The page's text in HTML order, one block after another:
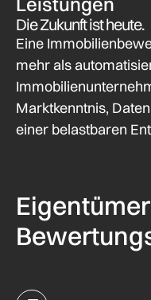
Die Zukunft ist heute.
Eine
mehr als
Marktkenntnis,
einer belastbaren